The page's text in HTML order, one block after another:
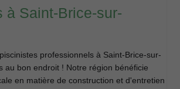
à Saint-Brice-sur-
professionnels à Saint-Brice-sur-
au bon endroit ! Notre région bénéficie
en matière de construction et d'entretien